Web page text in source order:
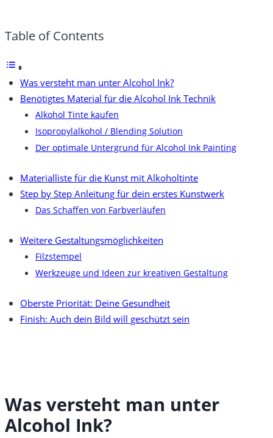
Table of Contents
Was versteht man unter Alcohol Ink?
Benötigtes Material für die Alcohol Ink Technik
Alkohol Tinte kaufen
Isopropylalkohol / Blending Solution
Der optimale Untergrund für Alcohol Ink Painting
Materialliste für die Kunst mit Alkoholtinte
Step by Step Anleitung für dein erstes Kunstwerk
Das Schaffen von Farbverläufen
Weitere Gestaltungsmöglichkeiten
Filzstempel
Werkzeuge und Ideen zur kreativen Gestaltung
Oberste Priorität: Deine Gesundheit
Finish: Auch dein Bild will geschützt sein
Was versteht man unter
Alcohol Ink?